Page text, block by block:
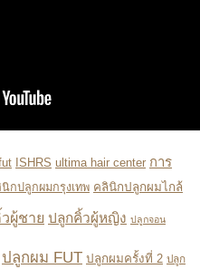
ISHRS ultima hair center การ
กปลูกผมกรุงเทพ คลินิกปลูกผมไกล้
ผู้ชาย ปลูกคิ้วผู้หญิง ปลูกจอน
ปลูกผม FUT ปลูกผมครั้งที่ 2 ปลูก